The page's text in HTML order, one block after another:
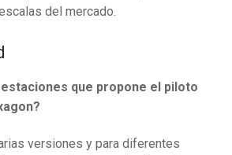
del mercado.
que propone el piloto
versiones y para diferentes